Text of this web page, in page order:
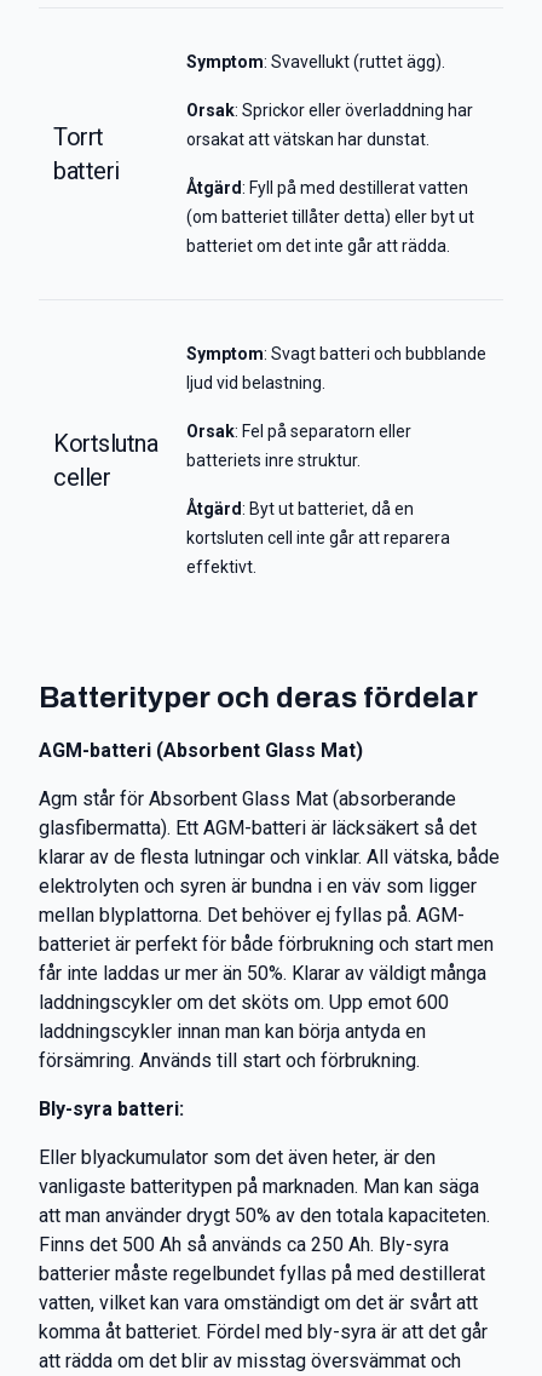
Torrt
batteri
Symptom: Svavellukt (ruttet ägg).
Orsak: Sprickor eller överladdning har
orsakat att vätskan har dunstat.
Åtgärd: Fyll på med destillerat vatten
(om batteriet tillåter detta) eller byt ut
batteriet om det inte går att rädda.
Kortslutna
celler
Symptom: Svagt batteri och bubblande
ljud vid belastning.
Orsak: Fel på separatorn eller
batteriets inre struktur.
Åtgärd: Byt ut batteriet, då en
kortsluten cell inte går att reparera
effektivt.
Batterityper och deras fördelar
AGM-batteri (Absorbent Glass Mat)
Agm står för Absorbent Glass Mat (absorberande
glasfibermatta). Ett AGM-batteri är läcksäkert så det
klarar av de flesta lutningar och vinklar. All vätska, både
elektrolyten och syren är bundna i en väv som ligger
mellan blyplattorna. Det behöver ej fyllas på. AGM-
batteriet är perfekt för både förbrukning och start men
får inte laddas ur mer än 50%. Klarar av väldigt många
laddningscykler om det sköts om. Upp emot 600
laddningscykler innan man kan börja antyda en
försämring. Används till start och förbrukning.
Bly-syra batteri:
Eller blyackumulator som det även heter, är den
vanligaste batteritypen på marknaden. Man kan säga
att man använder drygt 50% av den totala kapaciteten.
Finns det 500 Ah så används ca 250 Ah. Bly-syra
batterier måste regelbundet fyllas på med destillerat
vatten, vilket kan vara omständigt om det är svårt att
komma åt batteriet. Fördel med bly-syra är att det går
att rädda om det blir av misstag översvämmat och